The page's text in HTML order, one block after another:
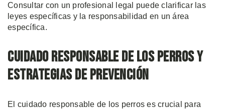
Consultar con un profesional legal puede clarificar las
leyes específicas y la responsabilidad en un área
específica.
Cuidado Responsable de los Perros y
Estrategias de Prevención
El cuidado responsable de los perros es crucial para